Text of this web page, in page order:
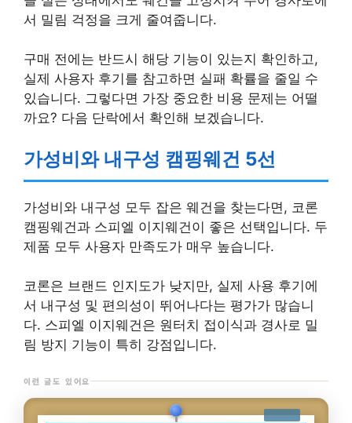
서 밀림 걱정을 크게 줄여줍니다.
구매 전에는 반드시 해당 기능이 있는지 확인하고,
실제 사용자 후기를 참고하면 실패 확률을 줄일 수
있습니다. 그렇다면 가장 중요한 비용 문제는 어떨
까요? 다음 단락에서 확인해 보겠습니다.
가성비와 내구성 캠핑웨건 5선
가성비와 내구성 모두 잡은 웨건을 찾는다면, 코론
캠핑웨건과 스피엘 이지웨건이 좋은 선택입니다. 두
제품 모두 사용자 만족도가 매우 높습니다.
코론은 브랜드 인지도가 낮지만, 실제 사용 후기에
서 내구성 및 편의성이 뛰어나다는 평가가 많습니
다. 스피엘 이지웨건은 원터치 접이식과 경사로 밀
림 방지 기능이 특히 강점입니다.
이런 글도 있어요